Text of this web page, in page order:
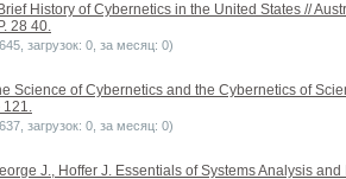
History of Cybernetics in the United States //
28 40.
загрузок: 0, за месяц: 0)
Science of Cybernetics and the Cybernetics of
121.
загрузок: 0, за месяц: 0)
J., Hoffer J. Essentials of Systems Analysis